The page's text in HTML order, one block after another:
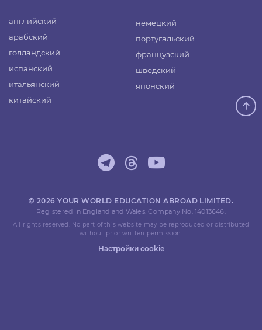
английский
арабский
голландский
испанский
итальянский
китайский
немецкий
португальский
французский
шведский
японский
© 2026 YOUR WORLD EDUCATION ABROAD LIMITED.
Registered in England and Wales. Company No. 14013646.
All rights reserved. No part of this website may be reproduced or distributed
without prior written permission.
Настройки cookie